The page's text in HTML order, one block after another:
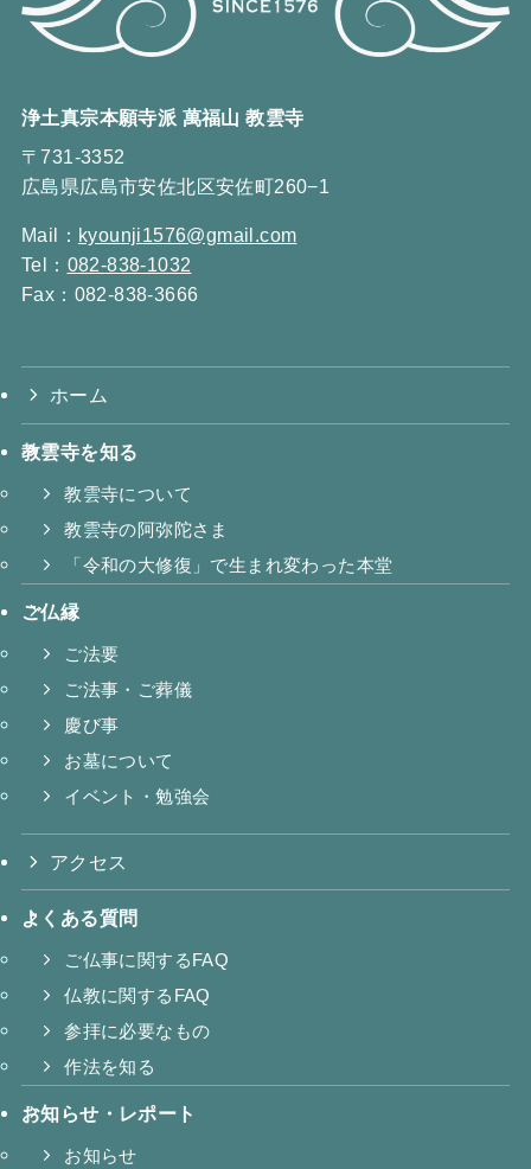
浄土真宗本願寺派 萬福山 教雲寺
〒731-3352
広島県広島市安佐北区安佐町260−1
Mail： kyounji1576@gmail.com
Tel： 082-838-1032
Fax：082-838-3666
ホーム
教雲寺を知る
教雲寺について
教雲寺の阿弥陀さま
「令和の大修復」で生まれ変わった本堂
ご仏縁
ご法要
ご法事・ご葬儀
慶び事
お墓について
イベント・勉強会
アクセス
よくある質問
ご仏事に関するFAQ
仏教に関するFAQ
参拝に必要なもの
作法を知る
お知らせ・レポート
お知らせ